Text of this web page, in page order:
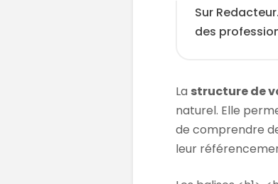
Sur
des
La structure de
naturel. Elle
de comprendre
leur